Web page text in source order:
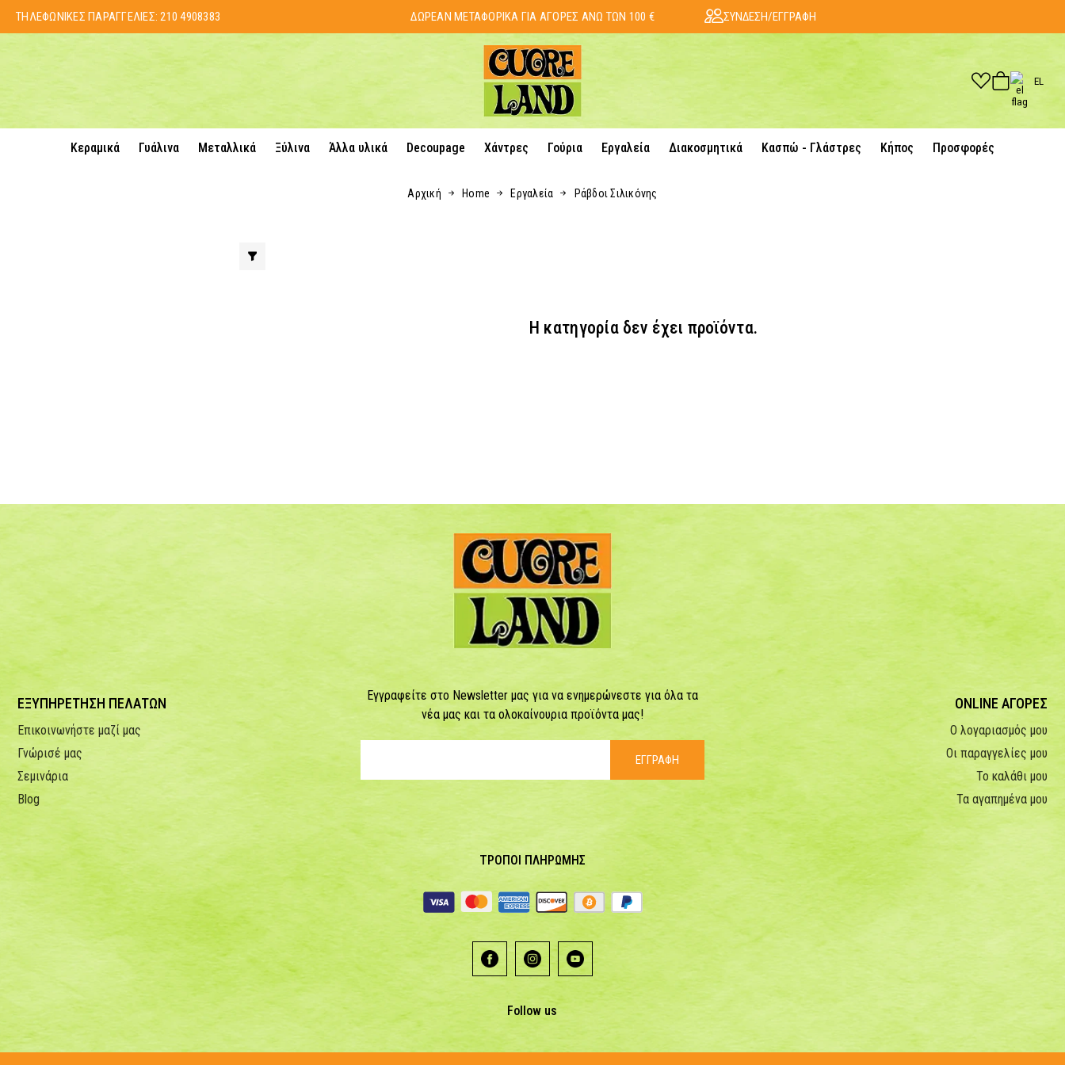
ΤΗΛΕΦΩΝΙΚΕΣ ΠΑΡΑΓΓΕΛΙΕΣ:210 4908383 ΔΩΡΕΑΝ ΜΕΤΑΦΟΡΙΚΑ ΓΙΑ ΑΓΟΡΕΣ ΑΝΩ ΤΩΝ 100 € ΣΥΝΔΕΣΗ/ΕΓΓΡΑΦΗ
EL
Κεραμικά Γυάλινα Μεταλλικά Ξύλινα Άλλα υλικά Decoupage Χάντρες Γούρια Εργαλεία Διακοσμητικά Κασπώ - Γλάστρες Κήπος Προσφορές
Αρχική Home Εργαλεία Ράβδοι Σιλικόνης
Η κατηγορία δεν έχει προϊόντα.
ΕΞΥΠΗΡΕΤΗΣΗ ΠΕΛΑΤΩΝ
Επικοινωνήστε μαζί μας
Γνώρισέ μας
Σεμινάρια
Blog
Εγγραφείτε στο Newsletter μας για να ενημερώνεστε για όλα τα
νέα μας και τα ολοκαίνουρια προϊόντα μας!
ΕΓΓΡΑΦΗ
ONLINE ΑΓΟΡΕΣ
Ο λογαριασμός μου
Οι παραγγελίες μου
Το καλάθι μου
Τα αγαπημένα μου
ΤΡΟΠΟΙ ΠΛΗΡΩΜΗΣ
Follow us